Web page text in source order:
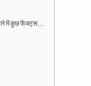
में कुछ फैक्ट्स….